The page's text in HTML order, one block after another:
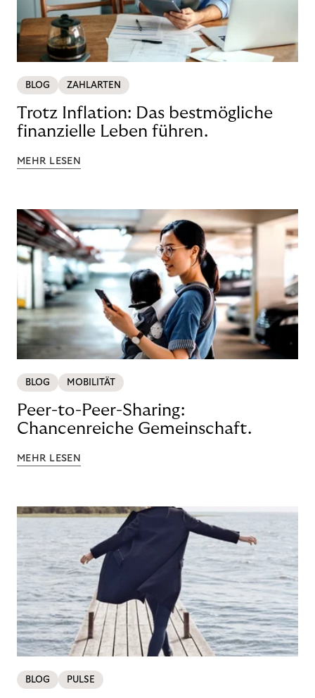
BLOG ZAHLARTEN
Trotz Inflation: Das bestmögliche
finanzielle Leben führen.
MEHR LESEN
BLOG MOBILITÄT
Peer-to-Peer-Sharing:
Chancenreiche Gemeinschaft.
MEHR LESEN
BLOG PULSE